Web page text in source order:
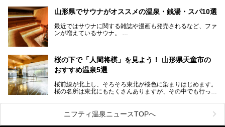
の細道」全行程の1/3にあたる期間を山形県で過ごしたとい
われることからも、山形の深い魅力がうかがえます。
山形県はまた、県内全域に多様な温泉があり、35ある市町
村のすべてで温泉が湧いているという温泉県。そんな山形県
でぜひチェックしたいスーパー銭湯をご紹介します。
山形県でサウナがオススメの温泉・銭湯・スパ10選
最近ではサウナに関する雑誌や漫画も発売されるなど、ファ
ンが増えているサウナ。
こだわりを持つ施設も増えています。
今回はそんな今話題のサウナが楽しめる、山形県内にあるオ
ススメ温泉・銭湯・スパを10件まとめてご紹介します。
桜の下で「人間将棋」を見よう！ 山形県天童市の
おすすめ温泉5選
桜前線が北上し、そろそろ東北が桜色に染まりはじめます。
桜の名所は東北にもたくさんありますが、その中でも行って
舞鶴山の山頂まで軽いハイキングの気分で登れば、そこでは
なんと「人間将棋」が行われているのです！
ニフティ温泉ニュースTOPへ